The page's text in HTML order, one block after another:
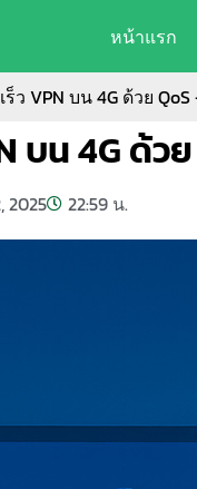
หน้าแรก
ว VPN บน 4G ด้วย
บน 4G ด้
2025 22:59 น.